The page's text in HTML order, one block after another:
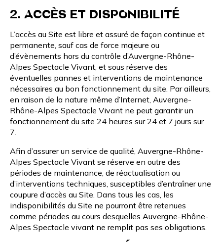
2. ACCÈS ET DISPONIBILITÉ
L’accès au Site est libre et assuré de façon continue et
permanente, sauf cas de force majeure ou
d’évènements hors du contrôle d’Auvergne-Rhône-
Alpes Spectacle Vivant, et sous réserve des
éventuelles pannes et interventions de maintenance
nécessaires au bon fonctionnement du site. Par ailleurs,
en raison de la nature même d’Internet, Auvergne-
Rhône-Alpes Spectacle Vivant ne peut garantir un
fonctionnement du site 24 heures sur 24 et 7 jours sur
7.
Afin d’assurer un service de qualité, Auvergne-Rhône-
Alpes Spectacle Vivant se réserve en outre des
périodes de maintenance, de réactualisation ou
d’interventions techniques, susceptibles d’entraîner une
coupure d’accès au Site. Dans tous les cas, les
indisponibilités du Site ne pourront être retenues
comme périodes au cours desquelles Auvergne-Rhône-
Alpes Spectacle vivant ne remplit pas ses obligations.